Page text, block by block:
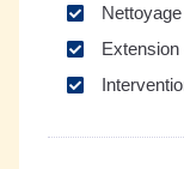
Extension